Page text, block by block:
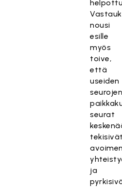
nousi
esille
myös
toive,
että
useiden
seurojen
seurat
tekisivät
ja